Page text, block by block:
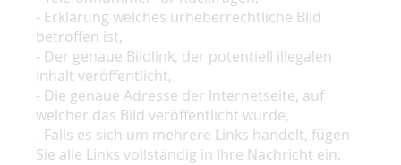
- Erklärung welches urheberrechtliche Bild
betroffen ist,
- Der genaue Bildlink, der potentiell illegalen
Inhalt veröffentlicht,
- Die genaue Adresse der Internetseite, auf
welcher das Bild veröffentlicht wurde,
- Falls es sich um mehrere Links handelt, fügen
Sie alle Links vollständig in Ihre Nachricht ein.